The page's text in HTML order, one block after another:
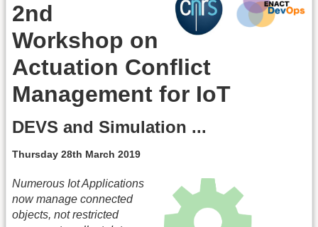
2nd
Workshop on
Actuation Conflict
Management for IoT
DEVS and Simulation ...
Thursday 28th March 2019
Numerous Iot Applications
now manage connected
objects, not restricted